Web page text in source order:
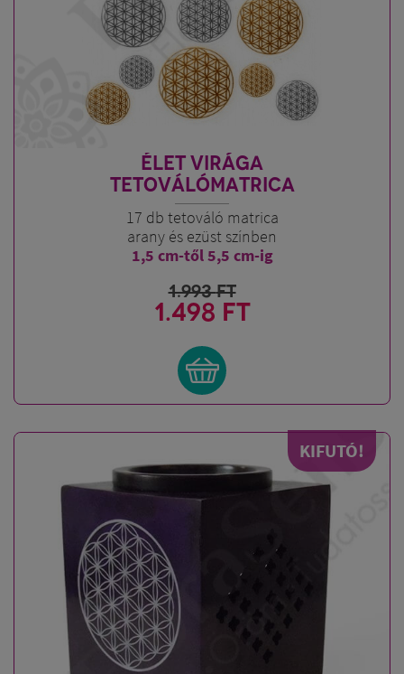
ÉLET VIRÁGA
TETOVÁLÓMATRICA
17 db tetováló matrica
arany és ezüst színben
1,5 cm-től 5,5 cm-ig
1.993FT
1.498 FT
KIFUTÓ!